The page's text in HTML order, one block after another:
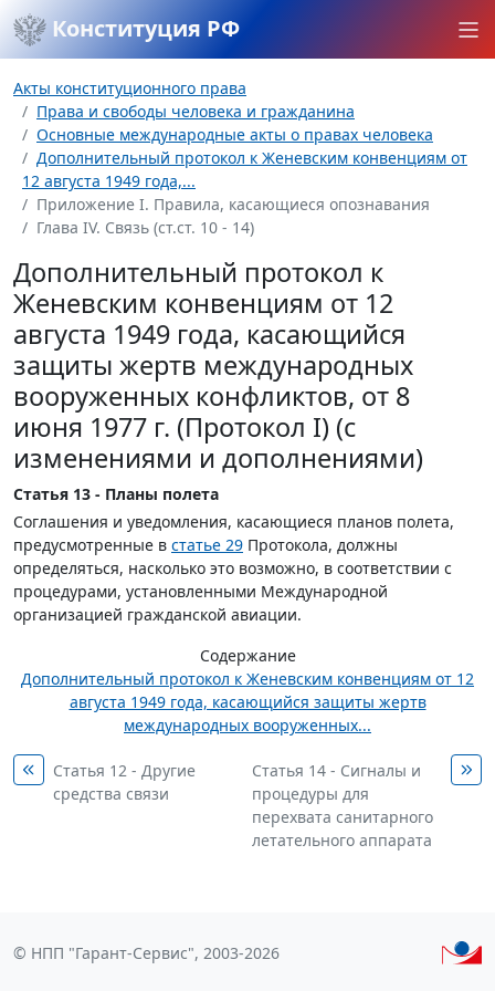
Конституция РФ
Акты конституционного права
Права и свободы человека и гражданина
Основные международные акты о правах человека
Дополнительный протокол к Женевским конвенциям от
12 августа 1949 года,...
Приложение I. Правила, касающиеся опознавания
Глава IV. Связь (ст.ст. 10 - 14)
Дополнительный протокол к
Женевским конвенциям от 12
августа 1949 года, касающийся
защиты жертв международных
вооруженных конфликтов, от 8
июня 1977 г. (Протокол I) (с
изменениями и дополнениями)
Статья 13 - Планы полета
Соглашения и уведомления, касающиеся планов полета,
предусмотренные в статье 29 Протокола, должны
определяться, насколько это возможно, в соответствии с
процедурами, установленными Международной
организацией гражданской авиации.
Содержание
Дополнительный протокол к Женевским конвенциям от 12
августа 1949 года, касающийся защиты жертв
международных вооруженных...
Статья 12 - Другие
средства связи
Статья 14 - Сигналы и
процедуры для
перехвата санитарного
летательного аппарата
© НПП "Гарант-Сервис", 2003-2026